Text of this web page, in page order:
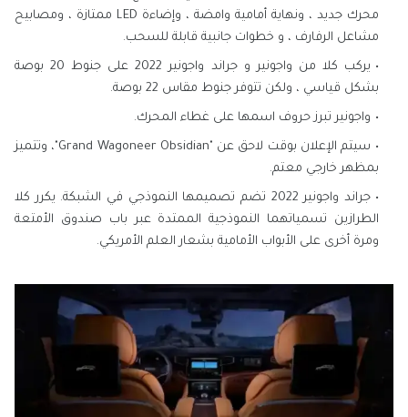
محرك جديد ، ونهاية أمامية وامضة ، وإضاءة LED ممتازة ، ومصابيح
مشاعل الرفارف ، و خطوات جانبية قابلة للسحب.
يركب كلا من واجونير و جراند واجونير 2022 على جنوط 20 بوصة
بشكل قياسي ، ولكن تتوفر جنوط مقاس 22 بوصة.
واجونير تبرز حروف اسمها على غطاء المحرك.
سيتم الإعلان بوقت لاحق عن "Grand Wagoneer Obsidian"، وتتميز
بمظهر خارجي معتم.
جراند واجونير 2022 تضم تصميمها النموذجي في الشبكة. يكرر كلا
الطرازين تسمياتهما النموذجية الممتدة عبر باب صندوق الأمتعة
ومرة ​​أخرى على الأبواب الأمامية بشعار العلم الأمريكي.